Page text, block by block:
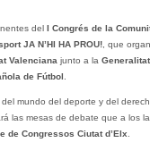
del
I Congrés de la
JA N’HI HA PROU!, que
Valenciana junto a la
de Fútbol .
mundo del deporte y del
las mesas de debate que a los
de Congressos Ciutat d’Elx.